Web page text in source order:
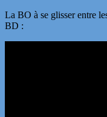
La BO à se glisser entre
BD :